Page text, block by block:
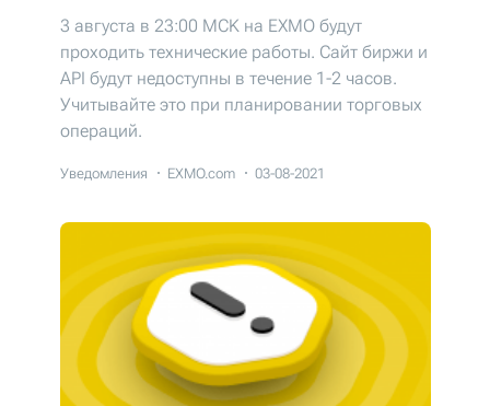
3 августа в 23:00 MCK на EXMO будут
проходить технические работы. Cайт биржи и
API будут недоступны в течение 1-2 часов.
Учитывайте это при планировании торговых
операций.
Уведомления EXMO.com 03-08-2021